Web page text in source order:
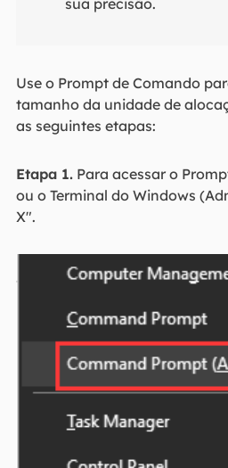
sua precisão.
Use o Prompt de Comando
tamanho da unidade de
as seguintes etapas:
Etapa 1.Para acessar o
ou o Terminal do Windows
X".